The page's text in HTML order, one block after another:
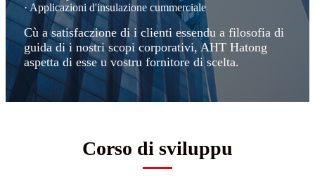
· Applicazioni d'insulazione cummerciale
Cù a satisfaczione di i clienti essendu a filosofia di
guida di i nostri scopi corporativi, AHT Hatong
aspetta di esse u vostru fornitore di scelta.
Corso di sviluppu